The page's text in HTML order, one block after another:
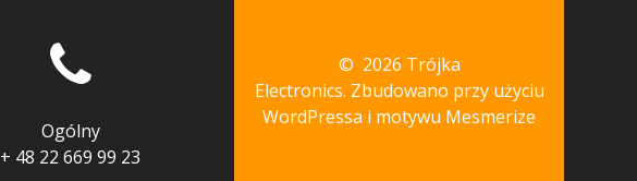
Ogólny
+ 48 22 669 99 23
© 2026 Trójka
Electronics. Zbudowano przy użyciu
WordPressa i motywu Mesmerize